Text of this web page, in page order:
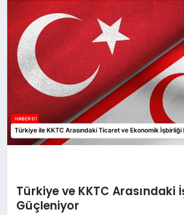
Türkiye ve KKTC Arasındaki
Güçleniyor